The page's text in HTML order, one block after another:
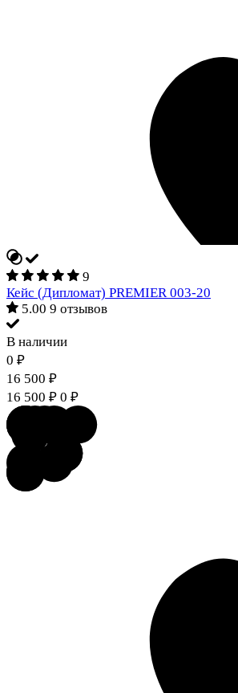
9
Кейс (Дипломат) PREMIER 003-20
5.00 9 отзывов
В наличии
0 ₽
16 500 ₽
16 500 ₽ 0 ₽